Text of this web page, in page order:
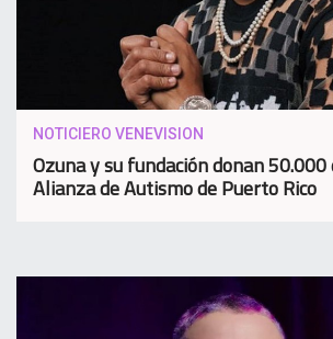
NOTICIERO VENEVISION
Ozuna y su fundación donan
Alianza de Autismo de Puerto Rico